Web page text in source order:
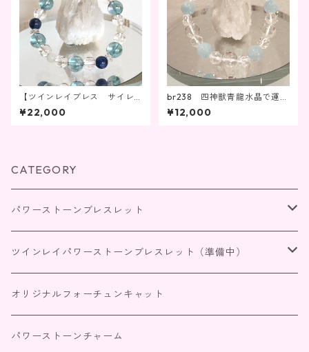
【ツインレイブレス サイレ
ント期間②】br195
¥22,000
br238 四神獣青龍水晶で運気
を高め、アクアマリンで心を
癒す
¥12,000
CATEGORY
パワーストーンブレスレット
四神獣パワーストーンブレスレット
恋愛・家庭
仕事・商売・目標達成
ツインレイパワーストーンブレスレット（準備中）
出会いを引き寄せる
サイレント期間
オリジナルフォーチュンキャット
パワーストーンチャーム